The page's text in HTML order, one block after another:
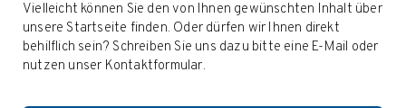
Vielleicht können Sie den von Ihnen gewünschten Inhalt über
unsere Startseite finden. Oder dürfen wir Ihnen direkt
behilflich sein? Schreiben Sie uns dazu bitte eine E-Mail oder
nutzen unser Kontaktformular.